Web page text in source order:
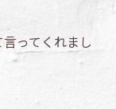
ってくれまし